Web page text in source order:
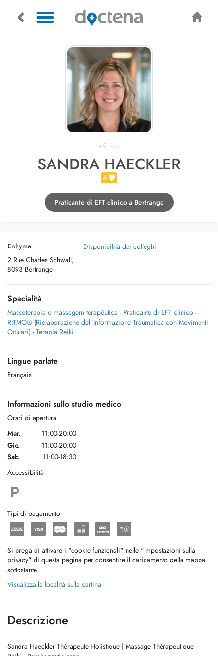
+9 foto
SANDRA HAECKLER
4
Praticante di EFT clinico a Bertrange
Enhyma
2 Rue Charles Schwall,
8093 Bertrange
Disponibilità dei colleghi
Specialità
Massoterapía o massagem terapêutica - Praticante di EFT clinico -
RITMO® (Rielaborazione dell’Informazione Traumatica con Movimenti
Oculari) - Terapia Reiki
Lingue parlate
Français
Informazioni sullo studio medico
Orari di apertura
Mar.
11:00-20:00
Gio.
11:00-20:00
Sab.
11:00-18:30
Accessibilità
Tipi di pagamento
Si prega di attivare i "cookie funzionali" nelle "Impostazioni sulla
privacy" di questa pagina per consentire il caricamento della mappa
sottostante.
Visualizza la località sulla cartina
Descrizione
Sandra Haeckler Thérapeute Holistique | Massage Thérapeutique ·